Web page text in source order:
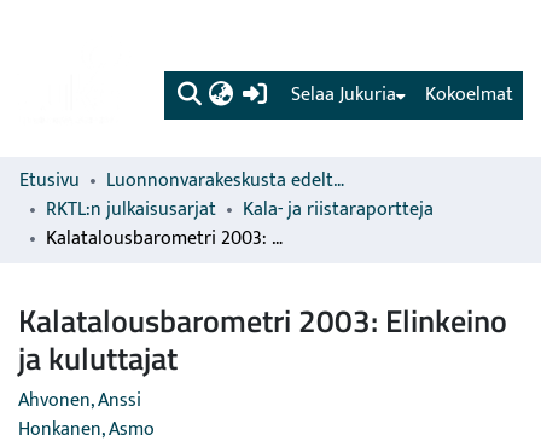
(current) Kokoelmat
Selaa Jukuria
Etusivu
Luonnonvarakeskusta edeltävien organisaatioiden sarjat
RKTL:n julkaisusarjat
Kala- ja riistaraportteja
Kalatalousbarometri 2003: Elinkeino ja kuluttajat
Kalatalousbarometri 2003: Elinkeino
ja kuluttajat
Ahvonen, Anssi
Honkanen, Asmo